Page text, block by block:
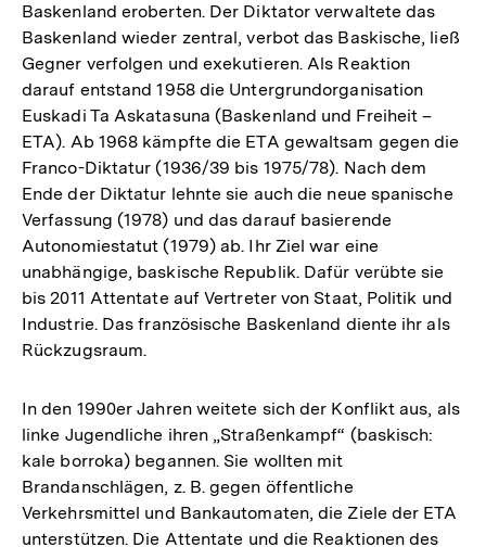
Baskenland eroberten. Der Diktator verwaltete das
Baskenland wieder zentral, verbot das Baskische, ließ
Gegner verfolgen und exekutieren. Als Reaktion
darauf entstand 1958 die Untergrundorganisation
Euskadi Ta Askatasuna (Baskenland und Freiheit –
ETA). Ab 1968 kämpfte die ETA gewaltsam gegen die
Franco-Diktatur (1936/39 bis 1975/78). Nach dem
Ende der Diktatur lehnte sie auch die neue spanische
Verfassung (1978) und das darauf basierende
Autonomiestatut (1979) ab. Ihr Ziel war eine
unabhängige, baskische Republik. Dafür verübte sie
bis 2011 Attentate auf Vertreter von Staat, Politik und
Industrie. Das französische Baskenland diente ihr als
Rückzugsraum.
In den 1990er Jahren weitete sich der Konflikt aus, als
linke Jugendliche ihren „Straßenkampf“ (baskisch:
kale borroka) begannen. Sie wollten mit
Brandanschlägen, z. B. gegen öffentliche
Verkehrsmittel und Bankautomaten, die Ziele der ETA
unterstützen. Die Attentate und die Reaktionen des